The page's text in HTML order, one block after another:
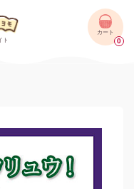
ト
カート
0